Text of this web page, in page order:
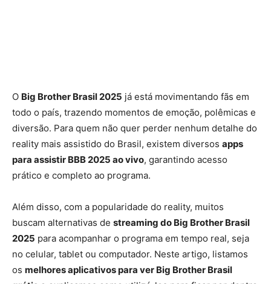
O Big Brother Brasil 2025 já está movimentando fãs em
todo o país, trazendo momentos de emoção, polêmicas e
diversão. Para quem não quer perder nenhum detalhe do
reality mais assistido do Brasil, existem diversos apps
para assistir BBB 2025 ao vivo, garantindo acesso
prático e completo ao programa.
Além disso, com a popularidade do reality, muitos
buscam alternativas de streaming do Big Brother Brasil
2025 para acompanhar o programa em tempo real, seja
no celular, tablet ou computador. Neste artigo, listamos
os melhores aplicativos para ver Big Brother Brasil